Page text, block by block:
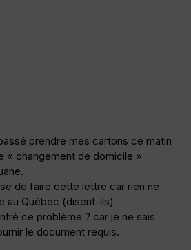
prendre mes cartons ce matin
« changement de domicile »
de faire cette lettre car rien ne
au Québec (disent-ils)
ce problème ? car je ne sais
le document requis.